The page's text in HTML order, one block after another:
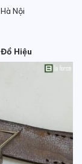
Nội
Hiệu